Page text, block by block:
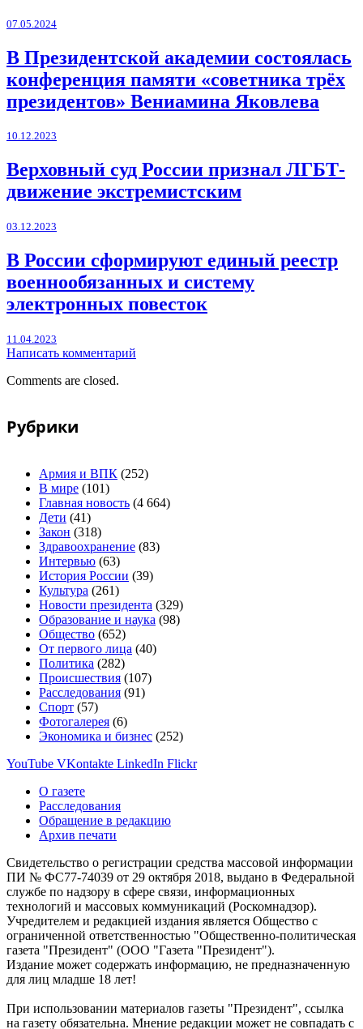
07.05.2024
В Президентской академии состоялась
конференция памяти «советника трёх
президентов» Вениамина Яковлева
10.12.2023
Верховный суд России признал ЛГБТ-
движение экстремистским
03.12.2023
В России сформируют единый реестр
военнообязанных и систему
электронных повесток
11.04.2023
Написать комментарий
Comments are closed.
Рубрики
Армия и ВПК (252)
В мире (101)
Главная новость (4 664)
Дети (41)
Закон (318)
Здравоохранение (83)
Интервью (63)
История России (39)
Культура (261)
Новости президента (329)
Образование и наука (98)
Общество (652)
От первого лица (40)
Политика (282)
Происшествия (107)
Расследования (91)
Спорт (57)
Фотогалерея (6)
Экономика и бизнес (252)
YouTube VKontakte LinkedIn Flickr
О газете
Расследования
Обращение в редакцию
Архив печати
Свидетельство о регистрации средства массовой информации
ПИ № ФС77-74039 от 29 октября 2018, выдано в Федеральной
службе по надзору в сфере связи, информационных
технологий и массовых коммуникаций (Роскомнадзор).
Учредителем и редакцией издания является Общество с
ограниченной ответственностью "Общественно-политическая
газета "Президент" (ООО "Газета "Президент").
Издание может содержать информацию, не предназначенную
для лиц младше 18 лет!
При использовании материалов газеты "Президент", ссылка
на газету обязательна. Мнение редакции может не совпадать с